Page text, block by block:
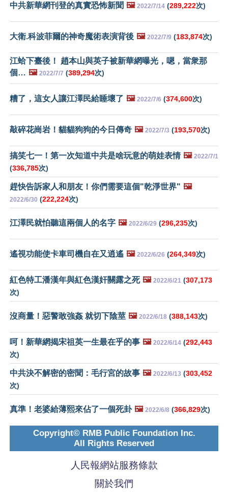
中共新華網刊登的真實恐怖新聞 🖼️ 2022/7/14 (289,222次)
大衛.科波菲爾的神奇魔術表演背後 🖼️ 2022/7/9 (183,874次)
江蛤下臺後！ 趙本山與英子被新華網曝光，嗯，當衆那
個… 🖼️ 2022/7/7 (389,294次)
糟了，這女人讓江澤民給睡壞了 🖼️ 2022/7/6 (374,600次)
敲碎花崗岩！貓貓狗狗的今日傳奇 🖼️ 2022/7/3 (193,570次)
搞笑七一！第一次知道中共是啥玩意的萌娃表情 🖼️ 2022/7/1
(336,785次)
趕快告訴家人和朋友！你們需要這個"乾淨世界" 🖼️
2022/6/30 (222,224次)
江澤民就怕聽這兩個人的名字 🖼️ 2022/6/29 (296,235次)
遙視功能使卡車司機自在又逍遙 🖼️ 2022/6/26 (264,349次)
紅色特工潘漢年與紅色漢奸關露之死 🖼️ 2022/6/21 (307,173
次)
沒商量！惡警敢強姦 就切下陰莖 🖼️ 2022/6/18 (388,143次)
呵！新華網揭宋祖英一生最在乎的事 🖼️ 2022/6/14 (292,443
次)
中共決不解密的密聞：毛行宮的故事 🖼️ 2022/6/13 (303,452
次)
真準！老婆給薄熙來佔了一個死卦 🖼️ 2022/6/8 (366,829次)
Copyright© RMB Public Foundation Inc.
All Rights Reserved
人民報網站服務條款
關於我們